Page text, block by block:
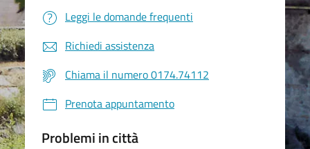
Leggi le domande frequenti
Richiedi assistenza
Chiama il numero 0174.74112
Prenota appuntamento
Problemi in città